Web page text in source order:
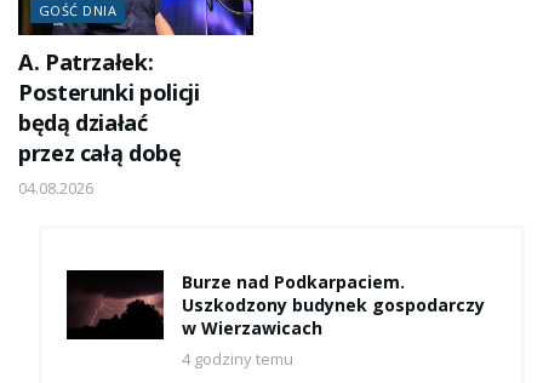
GOŚĆ DNIA
A. Patrzałek:
Posterunki policji
będą działać
przez całą dobę
04.08.2026
Burze nad Podkarpaciem.
Uszkodzony budynek gospodarczy
w Wierzawicach
4 godziny temu